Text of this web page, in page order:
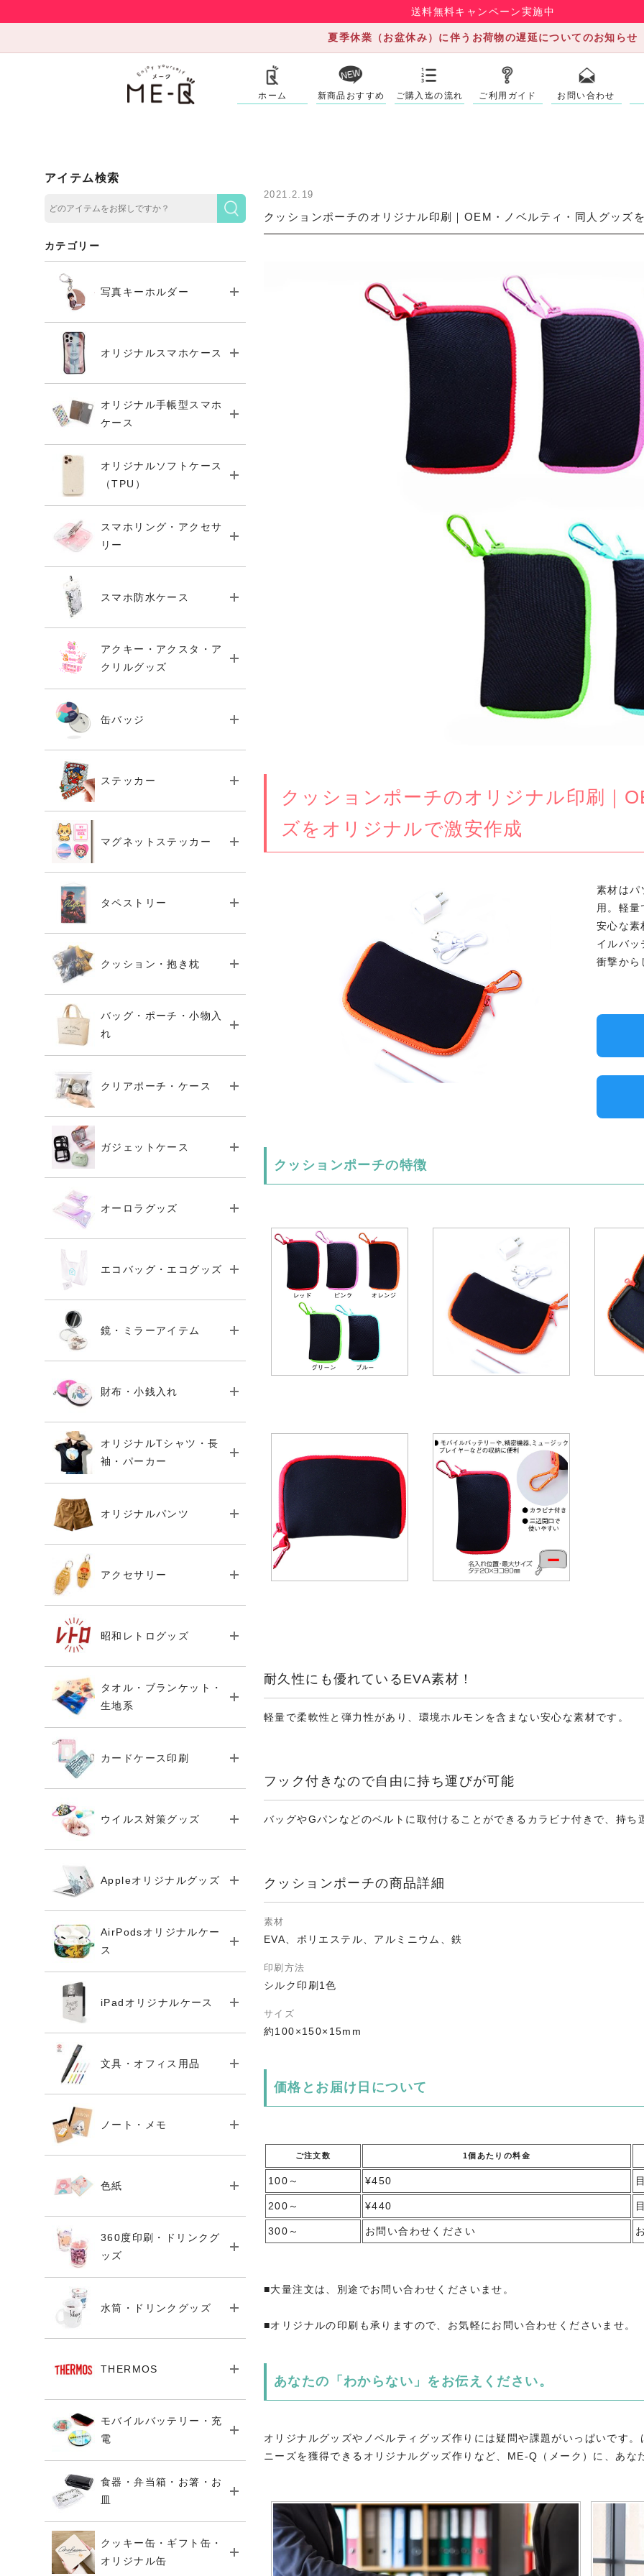
送料無料キャンペーン実施中
夏季休業（お盆休み）に伴うお荷物の遅延についてのお知らせ
ホーム 新商品おすすめ ご購入迄の流れ ご利用ガイド お問い合わせ
2021.2.19
クッションポーチのオリジナル印刷｜OEM・ノベルティ・同人グッズ
クッションポーチのオリジナル印刷｜
ズをオリジナルで激安作成
素材はパ
用。軽
安心な素
イルバッ
衝撃から
クッションポーチの特徴
耐久性にも優れているEVA素材！
軽量で柔軟性と弾力性があり、環境ホルモンを含まない安心な素材です。
フック付きなので自由に持ち運びが可能
バッグやGパンなどのベルトに取付けることができるカラビナ付きで、持ち
クッションポーチの商品詳細
素材
EVA、ポリエステル、アルミニウム、鉄
印刷方法
シルク印刷1色
サイズ
約100×150×15mm
価格とお届け日について
ご注文数 1個あたりの料金
100～ ¥450
200～ ¥440
300～ お問い合わせください
■大量注文は、別途でお問い合わせくださいませ。
■オリジナルの印刷も承りますので、お気軽にお問い合わせくださいませ。
あなたの「わからない」をお伝えください。
オリジナルグッズやノベルティグッズ作りには疑問や課題がいっぱいです
ニーズを獲得できるオリジナルグッズ作りなど、ME-Q（メーク）に、あな
アイテム検索
カテゴリー
写真キーホルダー
オリジナルスマホケース
オリジナル手帳型スマホ
ケース
オリジナルソフトケース
（TPU）
スマホリング・アクセサ
リー
スマホ防水ケース
アクキー・アクスタ・ア
クリルグッズ
缶バッジ
ステッカー
マグネットステッカー
タペストリー
クッション・抱き枕
バッグ・ポーチ・小物入
れ
クリアポーチ・ケース
ガジェットケース
オーロラグッズ
エコバッグ・エコグッズ
鏡・ミラーアイテム
財布・小銭入れ
オリジナルTシャツ・長
袖・パーカー
オリジナルパンツ
アクセサリー
昭和レトログッズ
タオル・ブランケット・
生地系
カードケース印刷
ウイルス対策グッズ
Appleオリジナルグッズ
AirPodsオリジナルケー
ス
iPadオリジナルケース
文具・オフィス用品
ノート・メモ
色紙
360度印刷・ドリンクグ
ッズ
水筒・ドリンクグッズ
THERMOS
モバイルバッテリー・充
電
食器・弁当箱・お箸・お
皿
クッキー缶・ギフト缶・
オリジナル缶